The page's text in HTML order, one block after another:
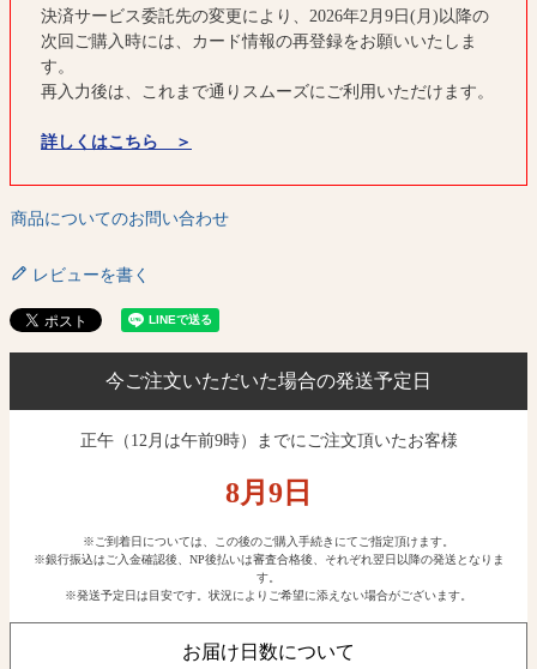
決済サービス委託先の変更により、2026年2月9日(月)以降の
次回ご購入時には、カード情報の再登録をお願いいたしま
す。
再入力後は、これまで通りスムーズにご利用いただけます。
詳しくはこちら ＞
商品についてのお問い合わせ
レビューを書く
今ご注文いただいた場合の発送予定日
正午（12月は午前9時）までにご注文頂いたお客様
8月 9 日
※ご到着日については、この後のご購入手続きにてご指定頂けます。
※銀行振込はご入金確認後、NP後払いは審査合格後、それぞれ翌日以降の発送となりま
す。
※発送予定日は目安です。状況によりご希望に添えない場合がございます。
お届け日数について